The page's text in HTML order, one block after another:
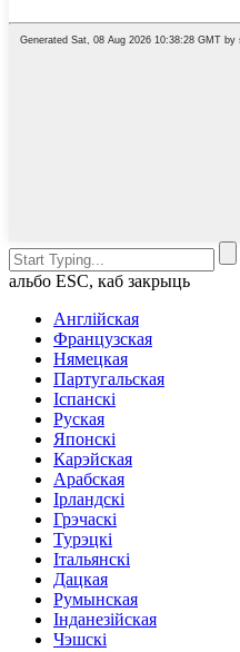
альбо ESC, каб закрыць
Англійская
Французская
Нямецкая
Партугальская
Іспанскі
Руская
Японскі
Карэйская
Арабская
Ірландскі
Грэчаскі
Турэцкі
Італьянскі
Дацкая
Румынская
Інданезійская
Чэшскі